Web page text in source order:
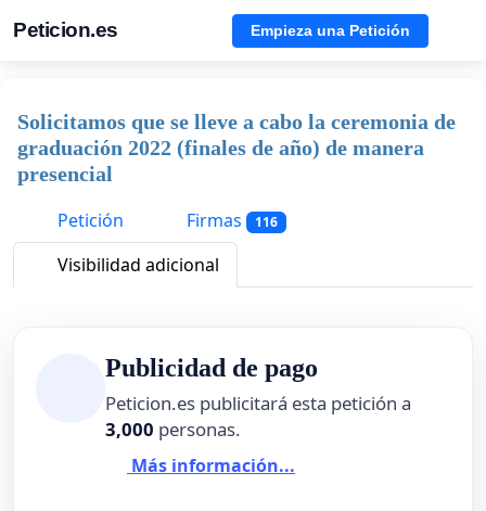
Peticion.es Empieza una Petición
Solicitamos que se lleve a cabo la ceremonia de
graduación 2022 (finales de año) de manera
presencial
Petición
Firmas 116
Visibilidad adicional
Publicidad de pago
Peticion.es publicitará esta petición a
3,000 personas.
Más información...